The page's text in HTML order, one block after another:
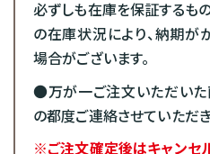
必ずしも在庫を保証するも
の在庫状況により、納期が
場合がございます。
●万が一ご注文いただい
の都度ご連絡させていただき
※ご注文確定後はキャンセ